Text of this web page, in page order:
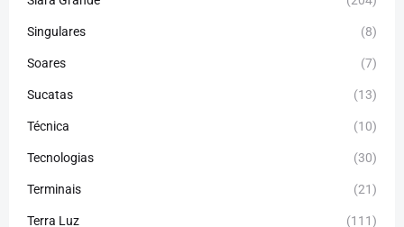
Singulares (8)
Soares (7)
Sucatas (13)
Técnica (10)
Tecnologias (30)
Terminais (21)
Terra Luz (111)